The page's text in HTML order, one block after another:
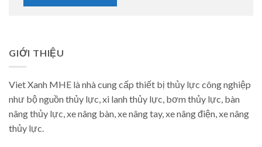
GIỚI THIỆU
Viet Xanh MHE là nhà cung cấp thiết bị thủy lực công nghiệp
như bộ nguồn thủy lực, xi lanh thủy lực, bơm thủy lực, bàn
nâng thủy lực, xe nâng bàn, xe nâng tay, xe nâng điện, xe nâng
thủy lực.